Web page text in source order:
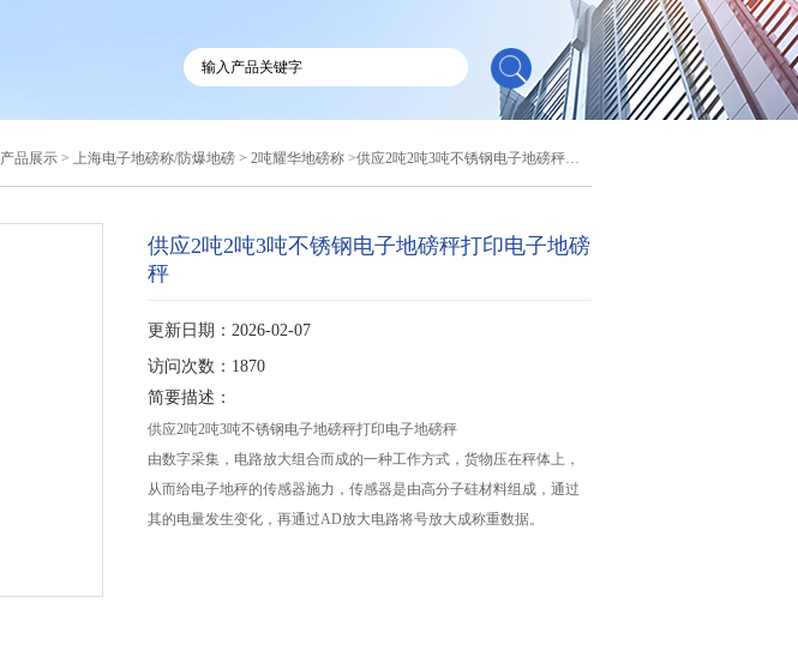
产品展示 > 上海电子地磅称/防爆地磅 > 2吨耀华地磅称 >供应2吨2吨3吨不锈钢电子地磅秤打印电子地磅秤
供应2吨2吨3吨不锈钢电子地磅秤打印电子地磅
秤
更新日期：2026-02-07
访问次数：1870
简要描述：
供应2吨2吨3吨不锈钢电子地磅秤打印电子地磅秤
由数字采集，电路放大组合而成的一种工作方式，货物压在秤体上，
从而给电子地秤的传感器施力，传感器是由高分子硅材料组成，通过
其的电量发生变化，再通过AD放大电路将号放大成称重数据。